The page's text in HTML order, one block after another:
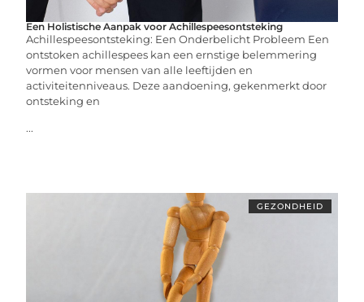
Een Holistische Aanpak voor Achillespeesontsteking
Achillespeesontsteking: Een Onderbelicht Probleem Een
ontstoken achillespees kan een ernstige belemmering
vormen voor mensen van alle leeftijden en
activiteitenniveaus. Deze aandoening, gekenmerkt door
ontsteking en
...
GEZONDHEID